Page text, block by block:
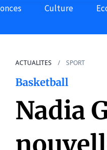
Culture
ACTUALITES SPORT
Basketball
Nadia